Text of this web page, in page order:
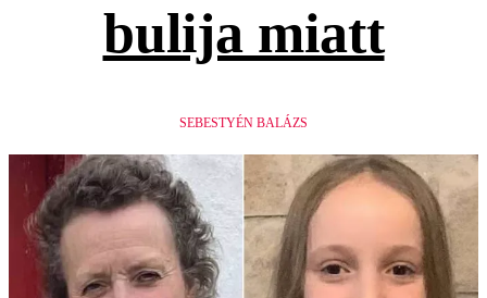
bulija miatt
SEBESTYÉN BALÁZS